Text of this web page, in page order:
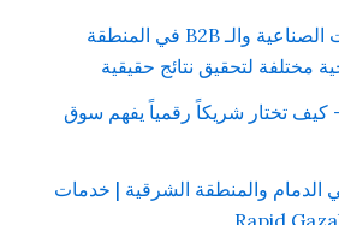
شركة سيو للشركات الصناعية والـ B2B في المنطقة
مختلفة لتحقيق نتائج حقيقية
تختار شريكاً رقمياً يفهم سوق
والمنطقة الشرقية | خدمات